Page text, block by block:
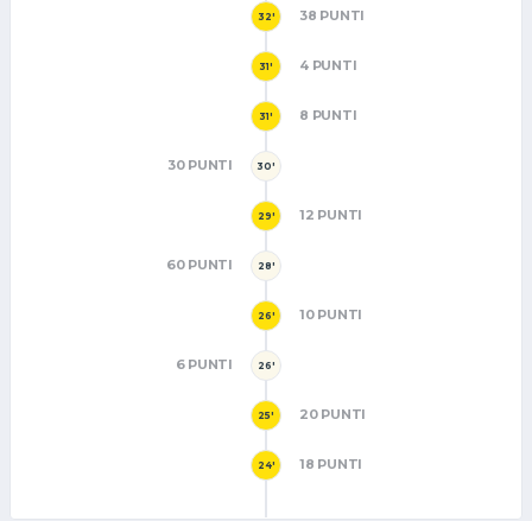
32' 38 PUNTI
31' 4 PUNTI
31' 8 PUNTI
30'
30 PUNTI
29' 12 PUNTI
28'
60 PUNTI
26' 10 PUNTI
26'
6 PUNTI
25' 20 PUNTI
24' 18 PUNTI